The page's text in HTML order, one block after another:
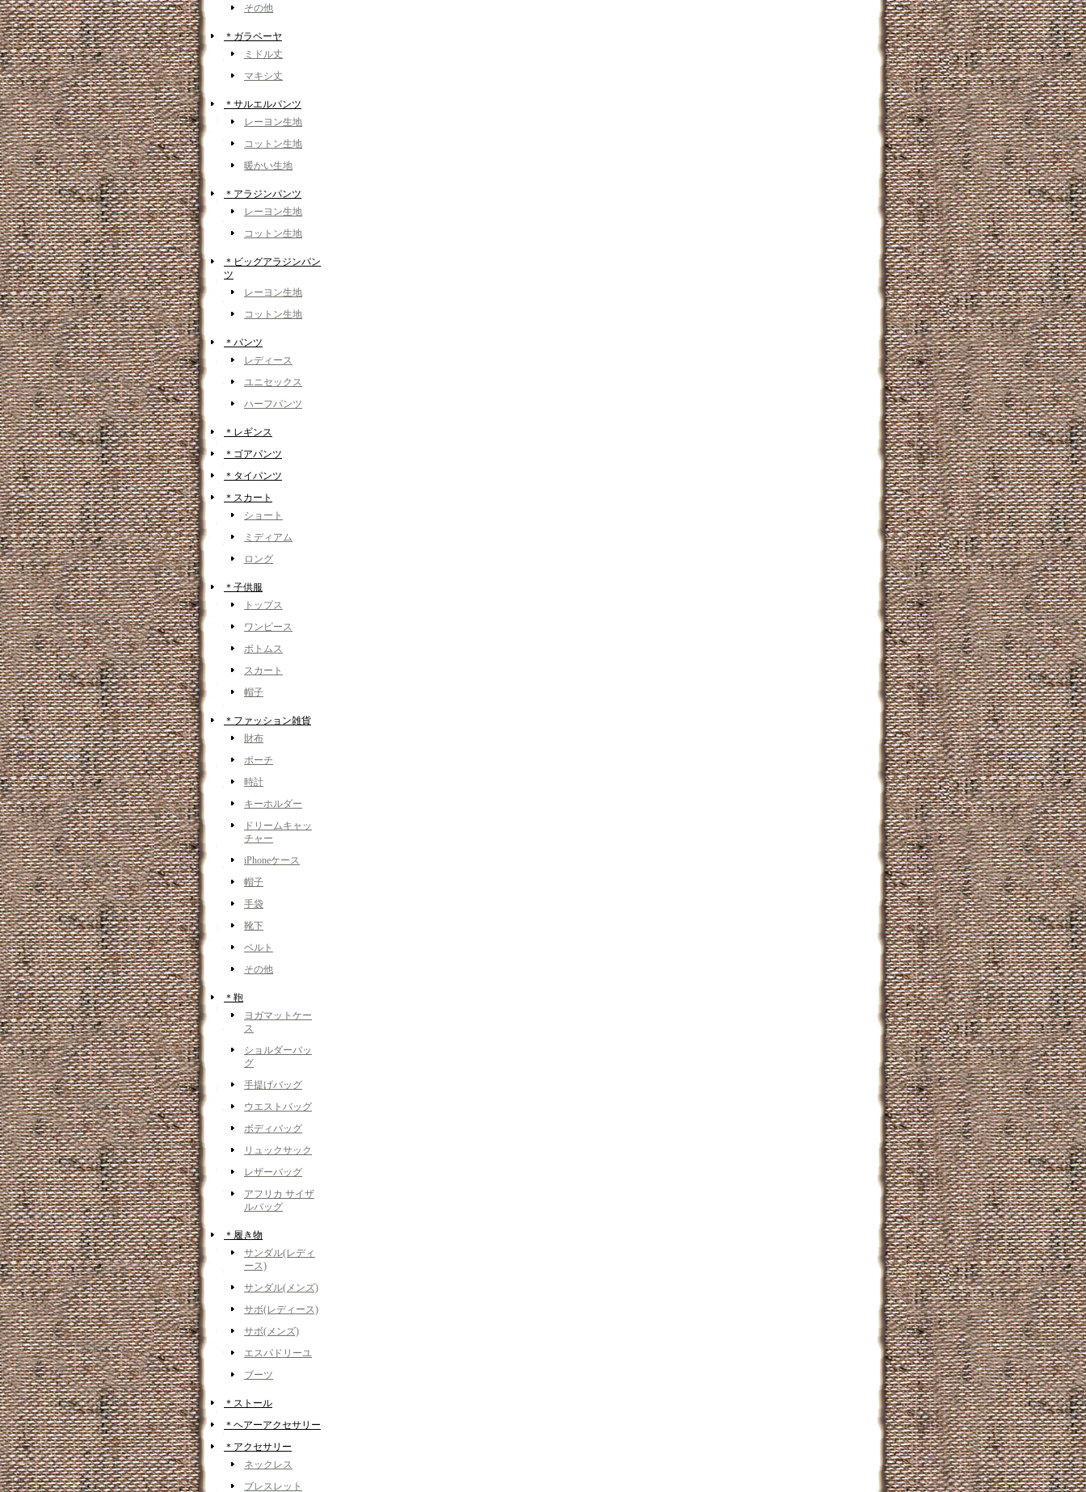
その他
＊ガラベーヤ
ミドル丈
マキシ丈
＊サルエルパンツ
レーヨン生地
コットン生地
暖かい生地
＊アラジンパンツ
レーヨン生地
コットン生地
＊ビッグアラジンパン
ツ
レーヨン生地
コットン生地
＊パンツ
レディース
ユニセックス
ハーフパンツ
＊レギンス
＊ゴアパンツ
＊タイパンツ
＊スカート
ショート
ミディアム
ロング
＊子供服
トップス
ワンピース
ボトムス
スカート
帽子
＊ファッション雑貨
財布
ポーチ
時計
キーホルダー
ドリームキャッ
チャー
iPhoneケース
帽子
手袋
靴下
ベルト
その他
＊鞄
ヨガマットケー
ス
ショルダーバッ
グ
手提げバッグ
ウエストバッグ
ボディバッグ
リュックサック
レザーバッグ
アフリカ サイザ
ルバッグ
＊履き物
サンダル(レディ
ース)
サンダル(メンズ)
サボ(レディース)
サボ(メンズ)
エスパドリーユ
ブーツ
＊ストール
＊ヘアーアクセサリー
＊アクセサリー
ネックレス
ブレスレット